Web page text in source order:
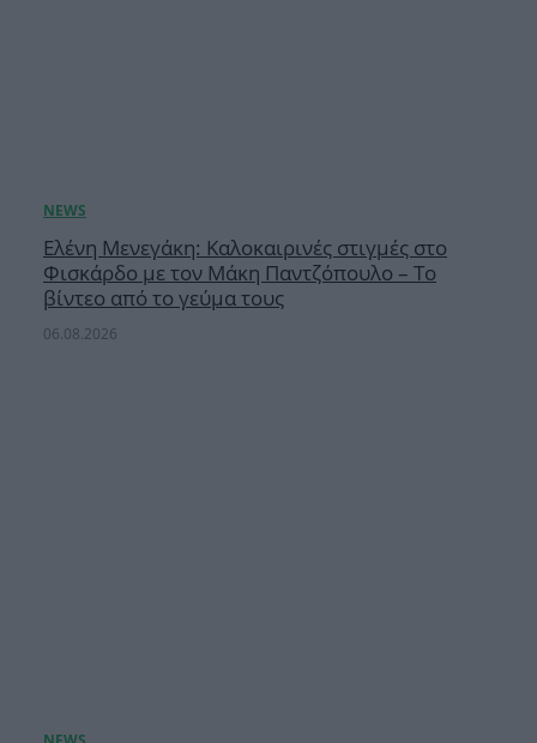
Ελένη Μενεγάκη: Καλοκαιρινές στιγμές στο
Φισκάρδο με τον Μάκη Παντζόπουλο – Το
βίντεο από το γεύμα τους
06.08.2026